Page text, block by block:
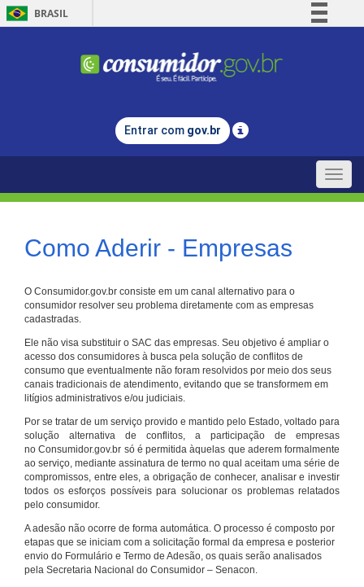
BRASIL
Comunica BR
Legislação
Entrar com gov.br
Toggle
Como Aderir - Empresas
O Consumidor.gov.br consiste em um canal alternativo para o
consumidor resolver seu problema diretamente com as empresas
cadastradas.
Ele não visa substituir o SAC das empresas. Seu objetivo é ampliar o
acesso dos consumidores à busca pela solução de conflitos de
consumo que eventualmente não foram resolvidos por meio dos seus
canais tradicionais de atendimento, evitando que se transformem em
litígios administrativos e/ou judiciais.
Por se tratar de um serviço provido e mantido pelo Estado, voltado para
solução alternativa de conflitos, a participação de empresas
no Consumidor.gov.br só é permitida àquelas que aderem formalmente
ao serviço, mediante assinatura de termo no qual aceitam uma série de
compromissos, entre eles, a obrigação de conhecer, analisar e investir
todos os esforços possíveis para solucionar os problemas relatados
pelo consumidor.
A adesão não ocorre de forma automática. O processo é composto por
etapas que se iniciam com a solicitação formal da empresa e posterior
envio do Formulário e Termo de Adesão, os quais serão analisados
pela Secretaria Nacional do Consumidor – Senacon.